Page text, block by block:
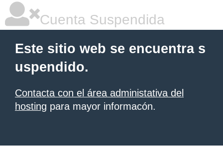
Cuenta Suspendida
Este sitio web se encuentra s
uspendido.
Contacta con el área administativa del
hosting para mayor informacón.